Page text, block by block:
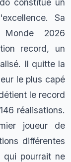
Sa
2026
record, un
Il quitte la
le plus capé
le record
réalisations.
joueur de
différentes
pourrait ne